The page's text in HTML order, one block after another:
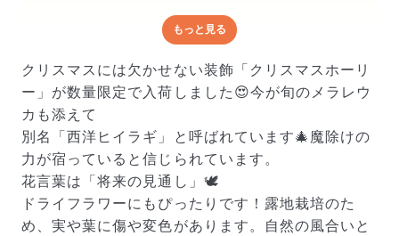
どんな梱包で届くの？
出荷前に水揚げ（花が水を吸いやすくなる処理）を施
し、専用ボックスに丁寧に梱包してお届けしています。
きゅっとまとめられて一見窮屈そうに見えますが、輸送
中の衝撃による折れや擦れを軽減する効果があります。
もっと見る
クリスマスには欠かせない装飾「クリスマスホーリ
ー」が数量限定で入荷しました😍今が旬のメラレウ
カも添えて
別名「西洋ヒイラギ」と呼ばれています🎄魔除けの
力が宿っていると信じられています。
花言葉は「将来の見通し」🕊️
ドライフラワーにもぴったりです！露地栽培のた
め、実や葉に傷や変色があります。自然の風合いと